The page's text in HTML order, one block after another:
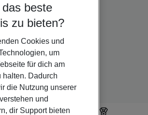
beste
zu bieten?
Cookies und
um
für dich am
halten. Dadurch
die Nutzung unserer
und
dir Support bieten